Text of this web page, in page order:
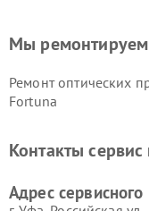
Мы ремонтируем
Ремонт оптических
Fortuna
Контакты сервис
Адрес